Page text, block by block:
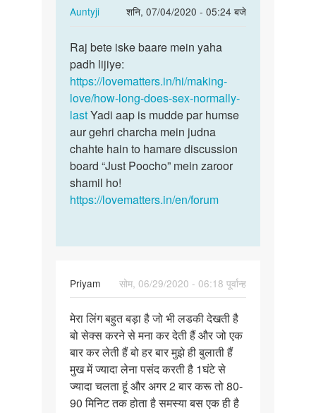
Auntyji
शनि, 07/04/2020 - 05:24 बजे
In
to
Normally,sex
timing
kya
hoti…
by
Raj
Raj
bete
iske
baare
mein…
Raj bete iske baare mein yaha
padh lijiye:
https://lovematters.in/hi/making-
love/how-long-does-sex-normally-
lastYadi aap is mudde par humse
aur gehri charcha mein judna
chahte hain to hamare discussion
board “Just Poocho” mein zaroor
shamil ho!
https://lovematters.in/en/forum
Priyam
सोम, 06/29/2020 - 06:18 पूर्वान्ह
मेरा
लिंग
बहुत
बड़ा
है
जो
मेरा लिंग बहुत बड़ा है जो भी लडकी देखती है
बो सेक्स करने से मना कर देती हैं और जो एक
बार कर लेती हैं बो हर बार मुझे ही बुलाती हैं
मुख में ज्यादा लेना पसंद करती है 1घंटे से
ज्यादा चलता हूं और अगर 2 बार करू तो 80-
90 मिनिट तक होता है समस्या बस एक ही है